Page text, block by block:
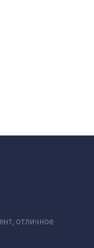
отличное